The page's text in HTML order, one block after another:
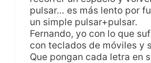
pulsar… es más lento por
un simple pulsar+pulsar.
Fernando, yo con lo que
con teclados de móviles y
Que pongan cada letra en